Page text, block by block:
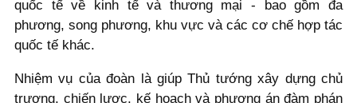
quốc tế về kinh tế và thương mại - bao gồm đa
phương, song phương, khu vực và các cơ chế hợp tác
quốc tế khác.
Nhiệm vụ của đoàn là giúp Thủ tướng xây dựng chủ
trương, chiến lược, kế hoạch và phương án đàm phán